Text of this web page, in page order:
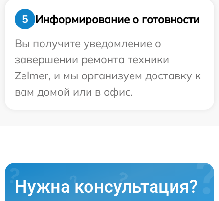
5
Информирование о готовности
Вы получите уведомление о
завершении ремонта техники
Zelmer, и мы организуем доставку к
вам домой или в офис.
Нужна консультация?